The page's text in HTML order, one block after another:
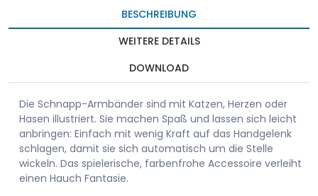
BESCHREIBUNG
WEITERE DETAILS
DOWNLOAD
Die Schnapp-Armbänder sind mit Katzen, Herzen oder
Hasen illustriert. Sie machen Spaß und lassen sich leicht
anbringen: Einfach mit wenig Kraft auf das Handgelenk
schlagen, damit sie sich automatisch um die Stelle
wickeln. Das spielerische, farbenfrohe Accessoire verleiht
einen Hauch Fantasie.